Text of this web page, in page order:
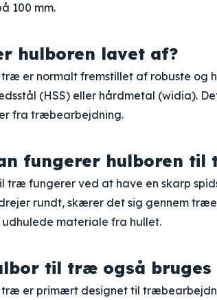
100 mm.
hulboren lavet af?
er normalt fremstillet af robuste og
(HSS) eller hårdmetal (widia).
fra træbearbejdning.
fungerer hulboren til
træ fungerer ved at have en skarp
rundt, skærer det sig gennem
materiale fra hullet.
til træ også
er primært designet til